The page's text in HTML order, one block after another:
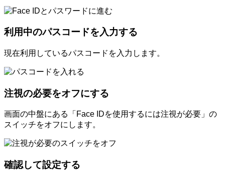
利用中のパスコードを入力する
現在利用しているパスコードを入力します。
注視の必要をオフにする
画面の中盤にある「Face IDを使用するには注視が必要」の
スイッチをオフにします。
確認して設定する